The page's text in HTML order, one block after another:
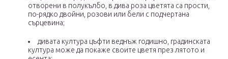
отворени в полукълбо, в дива роза цветята са прости,
по-рядко двойни, розови или бели с подчертана
сърцевина;
дивата култура цъфти веднъж годишно, градинската
култура може да покаже своите цветя през лятото и